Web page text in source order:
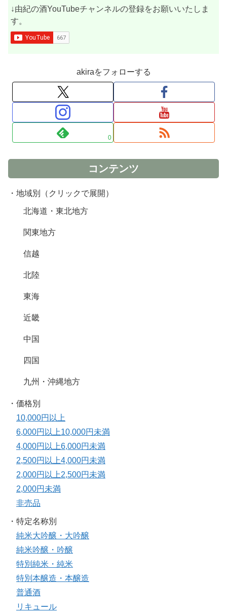
↓由紀の酒YouTubeチャンネルの登録をお願いいたしま
す。
akiraをフォローする
0
コンテンツ
・地域別（クリックで展開）
北海道・東北地方
関東地方
信越
北陸
東海
近畿
中国
四国
九州・沖縄地方
・価格別
10,000円以上
6,000円以上10,000円未満
4,000円以上6,000円未満
2,500円以上4,000円未満
2,000円以上2,500円未満
2,000円未満
非売品
・特定名称別
純米大吟醸・大吟醸
純米吟醸・吟醸
特別純米・純米
特別本醸造・本醸造
普通酒
リキュール